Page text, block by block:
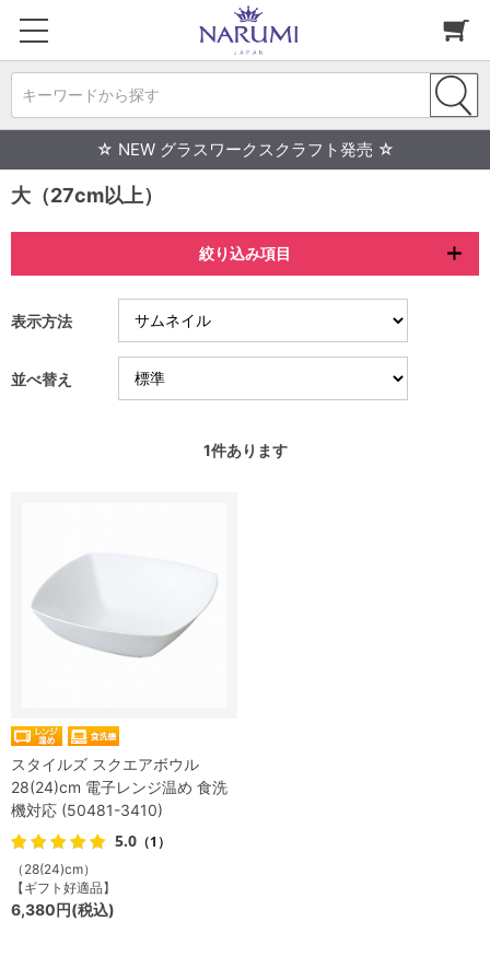
キーワードから探す
☆ NEW グラスワークスクラフト発売 ☆
大（27cm以上）
絞り込み項目
表示方法
並べ替え
1件あります
スタイルズ スクエアボウル
28(24)cm 電子レンジ温め 食洗
機対応 (50481-3410)
5.0 （1）
（28(24)cm）
【ギフト好適品】
6,380円(税込)